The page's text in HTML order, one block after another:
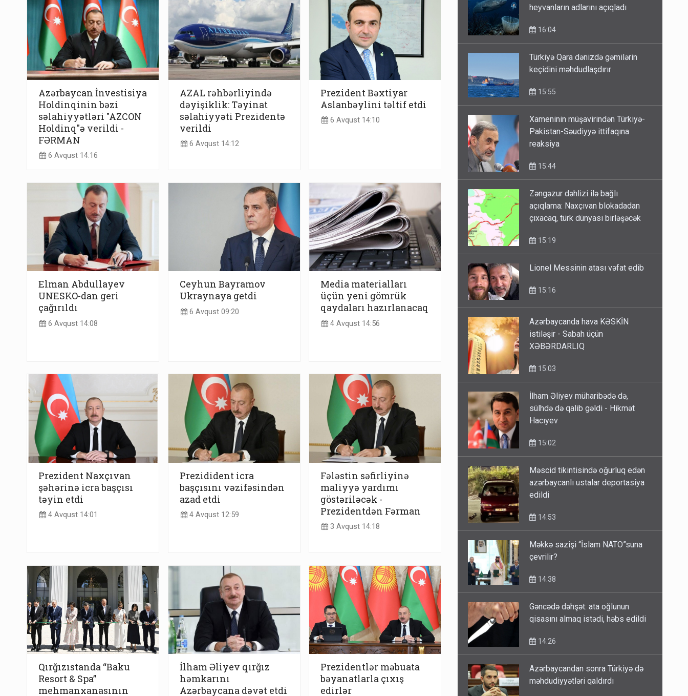
Azərbaycan İnvestisiya
Holdinqinin bəzi
səlahiyyətləri "AZCON
Holdinq"ə verildi -
FƏRMAN
6 Avqust 14:16
AZAL rəhbərliyində
dəyişiklik: Təyinat
səlahiyyəti Prezidentə
verildi
6 Avqust 14:12
Prezident Bəxtiyar
Aslanbəylini təltif etdi
6 Avqust 14:10
Elman Abdullayev
UNESKO-dan geri
çağırıldı
6 Avqust 14:08
Ceyhun Bayramov
Ukraynaya getdi
6 Avqust 09:20
Media materialları
üçün yeni gömrük
qaydaları hazırlanacaq
4 Avqust 14:56
Prezident Naxçıvan
şəhərinə icra başçısı
təyin etdi
4 Avqust 14:01
Prezidident icra
başçısını vəzifəsindən
azad etdi
4 Avqust 12:59
Fələstin səfirliyinə
maliyyə yardımı
göstəriləcək -
Prezidentdən Fərman
3 Avqust 14:18
Qırğızıstanda “Baku
Resort & Spa”
mehmanxanasının
İlham Əliyev qırğız
həmkarını
Azərbaycana dəvət etdi
Prezidentlər məbuata
bəyanatlarla çıxış
edirlər
Alimlər min illərlə yaşayan
Türkiyə Qara dənizdə gəmilərin
Xameninin müşavirindən Türkiyə-
Pakistan-Səudiyyə ittifaqına
Zəngəzur dəhlizi ilə bağlı
açıqlama: Naxçıvan blokadadan
Azərbaycanda hava KƏSKİN
istiləşir - Sabah üçün
İlham Əliyev müharibədə də,
sülhdə də qalib gəldi - Hikmət
Məscid tikintisində oğurluq edən
azərbaycanlı ustalar deportasiya
Məkkə sazişi “İslam NATO”suna
Gəncədə dəhşət: ata oğlunun
Azərbaycandan sonra Türkiyə də